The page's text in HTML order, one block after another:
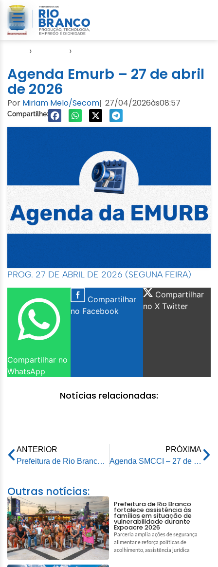
› ›
Agenda Emurb – 27 de abril
de 2026
Por Miriam Melo/Secom| 27/04/2026às08:57
Compartilhe:
PROG. 27 DE ABRIL DE 2026 (SEGUNA FEIRA)
Compartilhar no
WhatsApp
Compartilhar
no Facebook
Compartilhar
no X Twitter
Notícias relacionadas:
ANTERIOR
Prefeitura de Rio Branco promove grande ação de proteção animal com 936 vacinas e 30 adoções
PRÓXIMA
Agenda SMCCI – 27 de abril de 2026
Outras notícias:
Prefeitura de Rio Branco
fortalece assistência às
famílias em situação de
vulnerabilidade durante
Expoacre 2026
Parceria amplia ações de segurança
alimentar e reforça políticas de
acolhimento, assistência jurídica